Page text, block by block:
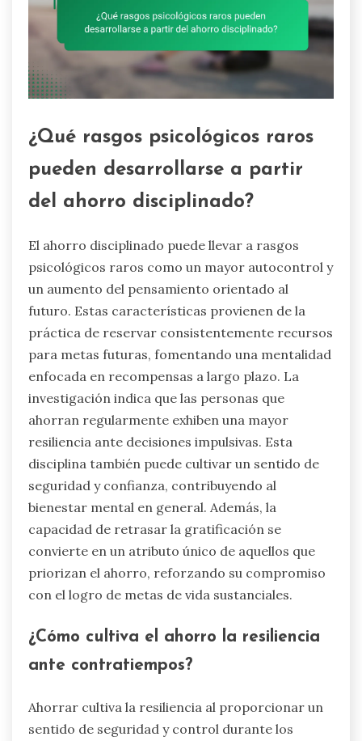
¿Qué rasgos psicológicos raros
pueden desarrollarse a partir
del ahorro disciplinado?
El ahorro disciplinado puede llevar a rasgos
psicológicos raros como un mayor autocontrol y
un aumento del pensamiento orientado al
futuro. Estas características provienen de la
práctica de reservar consistentemente recursos
para metas futuras, fomentando una mentalidad
enfocada en recompensas a largo plazo. La
investigación indica que las personas que
ahorran regularmente exhiben una mayor
resiliencia ante decisiones impulsivas. Esta
disciplina también puede cultivar un sentido de
seguridad y confianza, contribuyendo al
bienestar mental en general. Además, la
capacidad de retrasar la gratificación se
convierte en un atributo único de aquellos que
priorizan el ahorro, reforzando su compromiso
con el logro de metas de vida sustanciales.
¿Cómo cultiva el ahorro la resiliencia
ante contratiempos?
Ahorrar cultiva la resiliencia al proporcionar un
sentido de seguridad y control durante los